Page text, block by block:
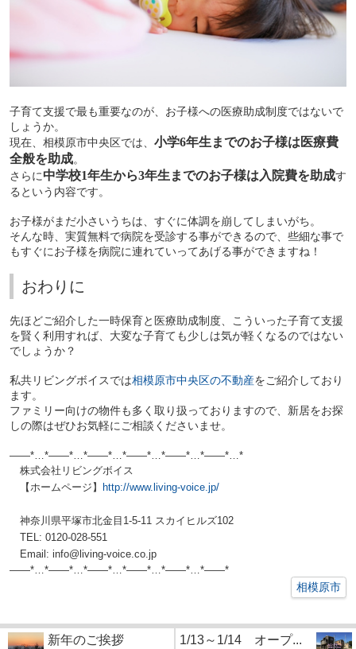
子育て支援で最も重要なのが、お子様への医療助成制度ではないで
しょうか。
現在、相模原市中央区では、 小学6年生までのお子様は医療費
全般を助成。
さらに 中学校1年生から3年生までのお子様は入院費を助成す
るという内容です。
お子様がまだ小さいうちは、すぐに体調を崩してしまいがち。
そんな時、実質無料で病院を受診する事ができるので、些細な事で
もすぐにお子様を病院に連れていってあげる事ができますね！
おわりに
先ほどご紹介した一時保育と医療助成制度、こういった子育て支援
を賢く利用すれば、大変な子育ても少しは気が軽くなるのではない
でしょうか？
私共リビングボイスでは相模原市中央区の不動産をご紹介しており
ます。
ファミリー向けの物件も多く取り扱っておりますので、新居をお探
しの際はぜひお気軽にご相談くださいませ。
——*…*——*…*——*…*——*…*——*…*——*…*
株式会社リビングボイス
【ホームページ】 http://www.living-voice.jp/
神奈川県平塚市北金目1-5-11 スカイヒルズ102
TEL: 0120-028-551
Email: info@living-voice.co.jp
——*…*——*…*——*…*——*…*——*…*——*
相模原市
新年のご挨拶 1/13～1/14 オープ...